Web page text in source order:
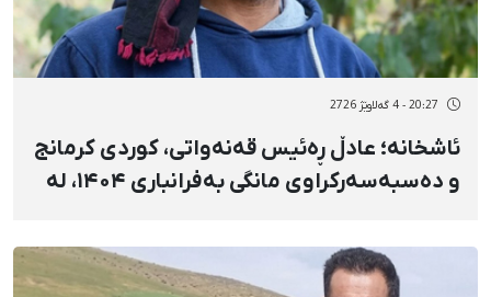
20:27 - 4 گەلاوێژ 2726
ئاشخانه؛ عادڵ ڕەئیس قەنەواتی، کوردی کرمانج
و دەسبەسەرکراوی مانگی بەفرانباری ۱۴۰۴، لە
زیندانیکردنی بەسەردا سەپێندرا